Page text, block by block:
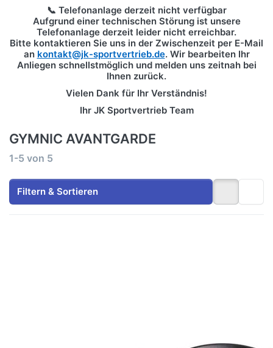
📞 Telefonanlage derzeit nicht verfügbar
Aufgrund einer technischen Störung ist unsere
Telefonanlage derzeit leider nicht erreichbar.
Bitte kontaktieren Sie uns in der Zwischenzeit per E-Mail
an kontakt@jk-sportvertrieb.de. Wir bearbeiten Ihr
Anliegen schnellstmöglich und melden uns zeitnah bei
Ihnen zurück.
Vielen Dank für Ihr Verständnis!
Ihr JK Sportvertrieb Team
GYMNIC AVANTGARDE
Suchergebnisse:
1-5 von 5
Filtern & Sortieren